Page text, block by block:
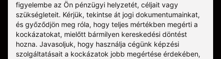
figyelembe az Ön pénzügyi helyzetét, céljait vagy
szükségleteit. Kérjük, tekintse át jogi dokumentumainkat,
és győződjön meg róla, hogy teljes mértékben megérti a
kockázatokat, mielőtt bármilyen kereskedési döntést
hozna. Javasoljuk, hogy használja cégünk képzési
szolgáltatásait a kockázatok jobb megértése érdekében,